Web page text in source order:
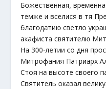
Божественная,
темже и вселися в тя
благодатию светло
акафиста святителю
На 300-летии со дня
Митрофания Патриарх
Стоя на высоте своего
Святитель оказал